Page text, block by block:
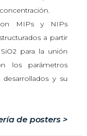
MIPs y NIPs
a partir
para la unión
los parámetros
y su
de posters >